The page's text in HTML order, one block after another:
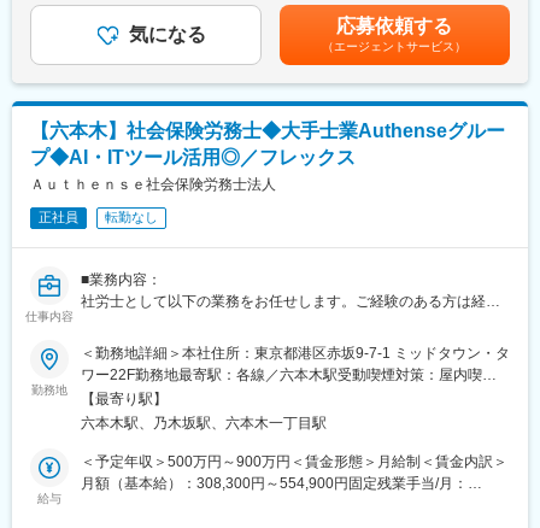
- プロダクトマネージャー/デザイナーとの要件のすり合わせ
- カスタマーサクセスや営業との連携
開発環境
- 言語：TypeScript, JavaScript, Kotlin, Python, Swift
- フレームワーク：React, Spring Boot
- モバイル：React Native, Swift, Kotlin
- データ基盤：Snowflake, MySQL, BigQuery
- CI/CD：GitHub Actions, AWS CodePipeline
ア：12名
■組織構成：
代表、社労士4名（30代女性）、弁護士兼社労士2名（30代女
■魅力：
・弊所のクライアントはベンチャー企業から上場企業が中心で
す。グループ企業に弁護士ドットコムもあることから、ベンチャ
ペーパーレス化が徹底されていいて、AIの活用も進んでいます。
数のシステムを同時利用しています。新しいツールの導入も積極
的に行っています。
・グループ会社を含め、所員の平均年齢が比較的若く社内は風通
しの良い雰囲気です。服装もカジュアルでジャケパンやデニムで
働かれている社員もいるようです。オフィスは六本木の東京ミッ
ドタウン・タワーにあり、執務室はもちろん、お客様用の会議
デザインやインテリアになっています。
でも目安の金額であり、選考を通じて上下する可能性がありま
す。月給(月額)は固定手当を含めた表記です。
気になる 応募依頼する
（エージェントサービス）
【六本木】社会保険労務士◆大手士業Authenseグルー
プ◆AI・ITツール活用◎／フレックス
Ａｕｔｈｅｎｓｅ社会保険労務士法人
正社員 転勤なし
仕事内容
■業務内容：
社労士として以下の業務をお任せします。ご経験のある方は経験
務アウトソーシング業務の割合は半々です。1人当たりの担当企業
数は10～20社程です。
・人事顧問
人事労務相談/労務整備の相談/ハラスメント相談
HRのビジネスパートナーとして長期的に企業と伴走する顧問スタ
イルです。
勤務地
＜勤務地詳細＞本社住所：東京都港区赤坂9-7-1 ミッドタウン・タ
ワー22F勤務地最寄駅：各線／六本木駅受動喫煙対策：屋内喫煙
可能場所あり変更の範囲：会社の定める事業所（リモートワーク
含む）
【最寄り駅】
六本木駅、乃木坂駅、六本木一丁目駅
給与
＜予定年収＞500万円～900万円＜賃金形態＞月給制＜賃金内訳＞
月額（基本給）：308,300円～554,900円固定残業手当/月：